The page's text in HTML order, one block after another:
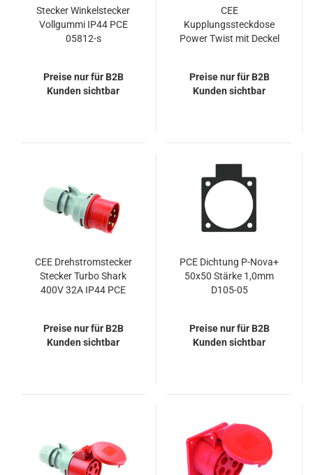
Stecker Winkelstecker
Vollgummi IP44 PCE
05812-s
Preise nur für B2B
Kunden sichtbar
CEE
Kupplungssteckdose
Power Twist mit Deckel
Preise nur für B2B
Kunden sichtbar
CEE Drehstromstecker
Stecker Turbo Shark
400V 32A IP44 PCE
Preise nur für B2B
Kunden sichtbar
PCE Dichtung P-Nova+
50x50 Stärke 1,0mm
D105-05
Preise nur für B2B
Kunden sichtbar